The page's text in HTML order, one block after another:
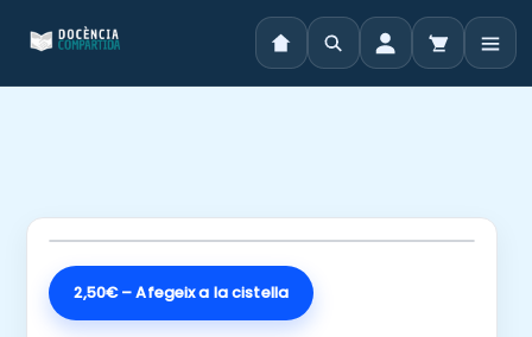
2,50€ – Afegeix a la cistella